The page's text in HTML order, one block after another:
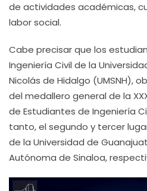
de actividades académicas,
labor social.
Cabe precisar que los
Ingeniería Civil de la
Nicolás de Hidalgo (UMSNH),
del medallero general de la
de Estudiantes de Ingeniería
tanto, el segundo y tercer
de la Universidad de
Autónoma de Sinaloa,